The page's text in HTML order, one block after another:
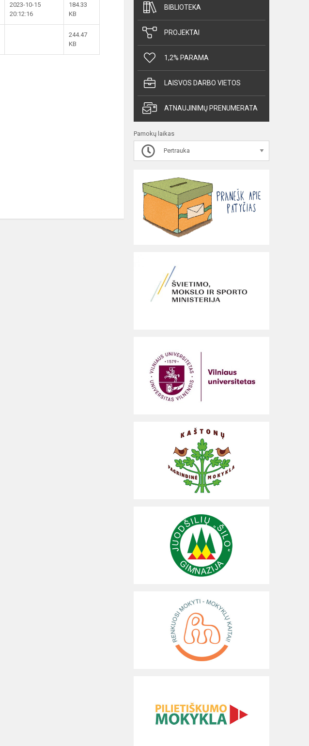
2023-10-15
20:12:16
184.33
KB
244.47
KB
BIBLIOTEKA
PROJEKTAI
1,2% PARAMA
LAISVOS DARBO VIETOS
ATNAUJINIMŲ PRENUMERATA
Pamokų laikas
Pertrauka